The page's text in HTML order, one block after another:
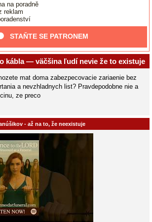
na poradně
reklam
STAŇTE SE PATRONEM
kábla — väčšina ľudí nevie že to existuje
mat doma zabezpecovacie zariaenie bez
a nevzhladnych list? Pravdepodobne nie a
ze preco
- až na to, že neexistuje